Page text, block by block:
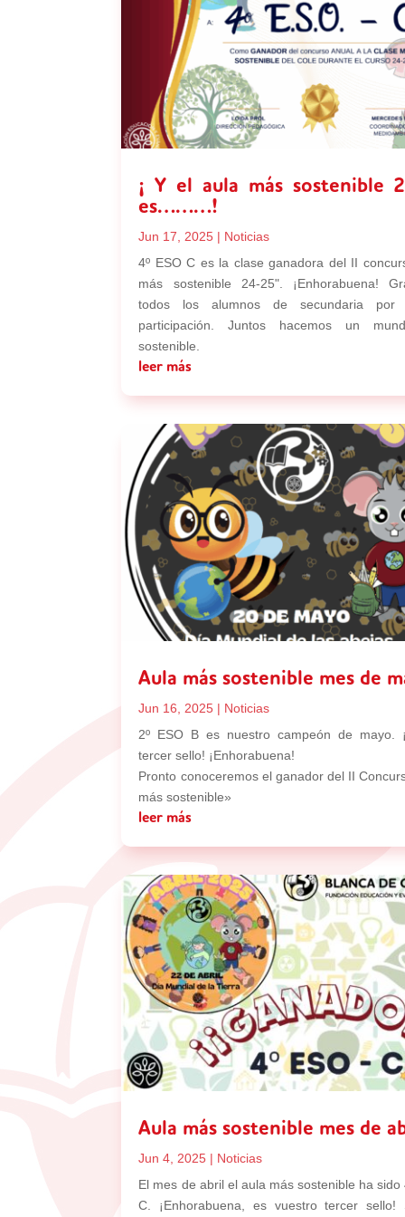
¡ Y el aula más sostenible
es………!
Jun 17, 2025 | Noticias
4º ESO C es la clase ganadora del II
más sostenible 24-25". ¡Enhorabuena!
todos los alumnos de secundaria por
participación. Juntos hacemos un
sostenible.
leer más
Aula más sostenible mes de
Jun 16, 2025 | Noticias
2º ESO B es nuestro campeón de mayo.
tercer sello! ¡Enhorabuena!
Pronto conoceremos el ganador del II
más sostenible»
leer más
Aula más sostenible mes de
Jun 4, 2025 | Noticias
El mes de abril el aula más sostenible ha sido
C. ¡Enhorabuena, es vuestro tercer sello!